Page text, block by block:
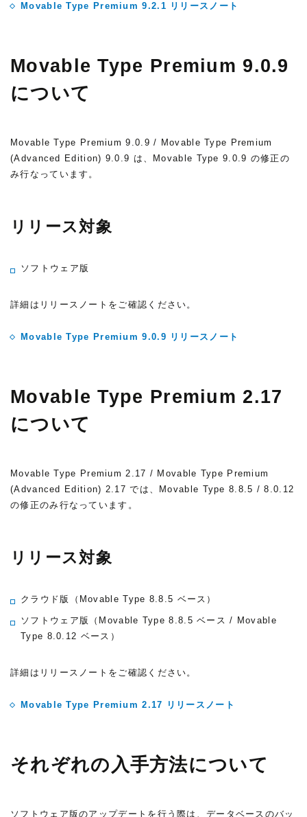
Movable Type Premium 9.2.1 リリースノート
Movable Type Premium 9.0.9
について
Movable Type Premium 9.0.9 / Movable Type Premium
(Advanced Edition) 9.0.9 は、Movable Type 9.0.9 の修正の
み行なっています。
リリース対象
ソフトウェア版
詳細はリリースノートをご確認ください。
Movable Type Premium 9.0.9 リリースノート
Movable Type Premium 2.17
について
Movable Type Premium 2.17 / Movable Type Premium
(Advanced Edition) 2.17 では、Movable Type 8.8.5 / 8.0.12
の修正のみ行なっています。
リリース対象
クラウド版（Movable Type 8.8.5 ベース）
ソフトウェア版（Movable Type 8.8.5 ベース / Movable
Type 8.0.12 ベース）
詳細はリリースノートをご確認ください。
Movable Type Premium 2.17 リリースノート
それぞれの入手方法について
ソフトウェア版のアップデートを行う際は、データベースのバッ